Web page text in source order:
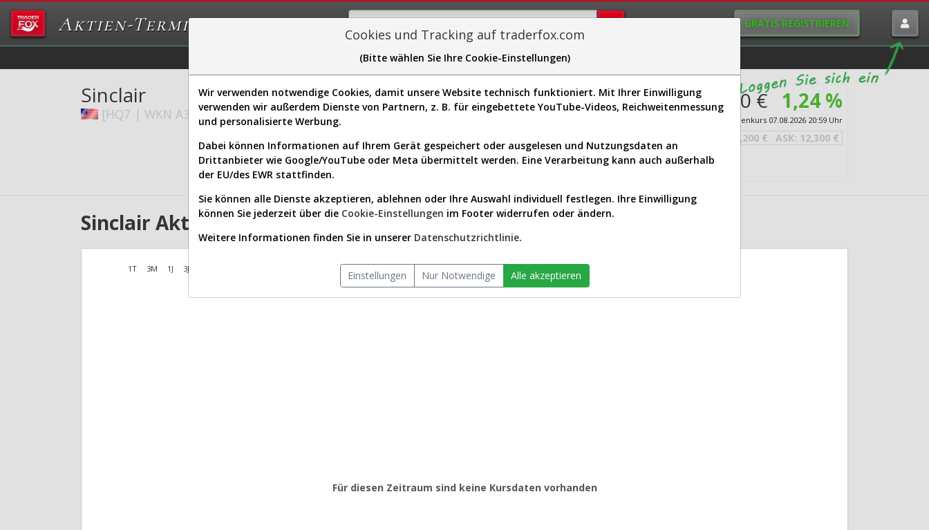
Aktien-Terminal GRATIS REGISTRIEREN
Sector-Spider Easy-Scan Visualizations
Sinclair
[HQ7 | WKN A3ECKZ | ISIN US8292421067]
12,250 € 1,24 %
Echtzeit-Aktienkurs 07.08.2026 20:59 Uhr
12,200 € ASK: 12,300 €
Website:
Sektor:
Communication Services /
Börsenwert:
1.03 Mrd. USD
Anzahl
72,318,064
Sinclair Aktien Verlauf seit Beginn (A3ECKZ | HQ7)
1T 3M 1J 3J
Für diesen Zeitraum sind keine Kursdaten vorhanden
Cookies und Tracking auf traderfox.com
(Bitte wählen Sie Ihre Cookie-Einstellungen)
Wir verwenden notwendige Cookies, damit unsere Website technisch funktioniert. Mit Ihrer Einwilligung
verwenden wir außerdem Dienste von Partnern, z. B. für eingebettete YouTube-Videos, Reichweitenmessung
und personalisierte Werbung.
Dabei können Informationen auf Ihrem Gerät gespeichert oder ausgelesen und Nutzungsdaten an
Drittanbieter wie Google/YouTube oder Meta übermittelt werden. Eine Verarbeitung kann auch außerhalb
der EU/des EWR stattfinden.
Sie können alle Dienste akzeptieren, ablehnen oder Ihre Auswahl individuell festlegen. Ihre Einwilligung
können Sie jederzeit über die Cookie-Einstellungen im Footer widerrufen oder ändern.
Weitere Informationen finden Sie in unserer Datenschutzrichtlinie.
Einstellungen Nur Notwendige Alle akzeptieren